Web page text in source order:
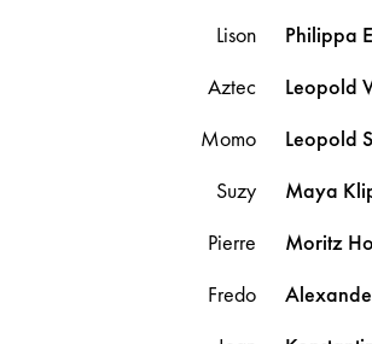
Lison
Philippa
Aztec
Leopold
Momo
Leopold
Suzy
Maya
Pierre
Moritz
Fredo